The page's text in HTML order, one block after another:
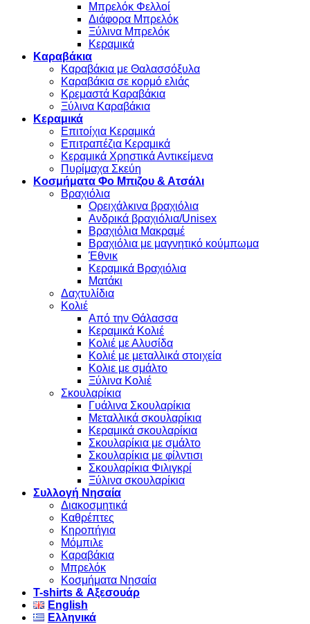
Μπρελόκ Φελλοί
Διάφορα Μπρελόκ
Ξύλινα Μπρελόκ
Κεραμικά
Καραβάκια
Καραβάκια με Θαλασσόξυλα
Καραβάκια σε κορμό ελιάς
Κρεμαστά Καραβάκια
Ξύλινα Καραβάκια
Κεραμικά
Επιτοίχια Κεραμικά
Επιτραπέζια Κεραμικά
Κεραμικά Χρηστικά Αντικείμενα
Πυρίμαχα Σκεύη
Κοσμήματα Φο Μπιζου & Ατσάλι
Βραχιόλια
Oρειχάλκινα βραχιόλια
Ανδρικά βραχιόλια/Unisex
Βραχιόλια Μακραμέ
Βραχιόλια με μαγνητικό κούμπωμα
Έθνικ
Κεραμικά Βραχιόλια
Ματάκι
Δαχτυλίδια
Κολιέ
Από την Θάλασσα
Κεραμικά Κολιέ
Κολιέ με Αλυσίδα
Κολιέ με μεταλλικά στοιχεία
Κολιε με σμάλτο
Ξύλινα Κολιέ
Σκουλαρίκια
Γυάλινα Σκουλαρίκια
Μεταλλικά σκουλαρίκια
Κεραμικά σκουλαρίκια
Σκουλαρίκια με σμάλτο
Σκουλαρίκια με φίλντισι
Σκουλαρίκια Φιλιγκρί
Ξύλινα σκουλαρίκια
Συλλογή Νησαία
Διακοσμητικά
Καθρέπτες
Κηροπήγια
Μόμπιλε
Καραβάκια
Μπρελόκ
Κοσμήματα Νησαία
Τ-shirts & Αξεσουάρ
English
Ελληνικά